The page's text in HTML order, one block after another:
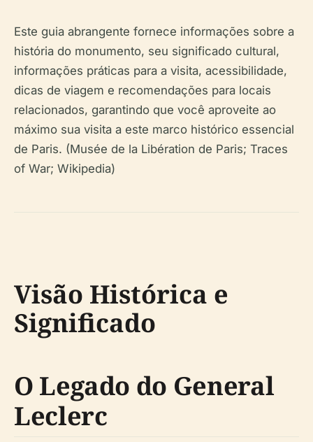
Este guia abrangente fornece informações sobre a
história do monumento, seu significado cultural,
informações práticas para a visita, acessibilidade,
dicas de viagem e recomendações para locais
relacionados, garantindo que você aproveite ao
máximo sua visita a este marco histórico essencial
de Paris. (Musée de la Libération de Paris; Traces
of War; Wikipedia)
Visão Histórica e
Significado
O Legado do General
Leclerc